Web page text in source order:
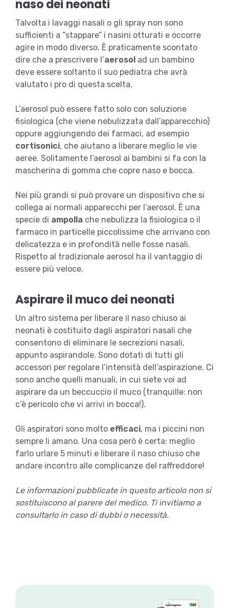
naso dei neonati
Talvolta i lavaggi nasali o gli spray non sono
sufficienti a “stappare” i nasini otturati e occorre
agire in modo diverso. È praticamente scontato
dire che a prescrivere l’aerosol ad un bambino
deve essere soltanto il suo pediatra che avrà
valutato i pro di questa scelta.
L’aerosol può essere fatto solo con soluzione
fisiologica (che viene nebulizzata dall’apparecchio)
oppure aggiungendo dei farmaci, ad esempio
cortisonici, che aiutano a liberare meglio le vie
aeree. Solitamente l’aerosol ai bambini si fa con la
mascherina di gomma che copre naso e bocca.
Nei più grandi si può provare un dispositivo che si
collega ai normali apparecchi per l’aerosol. È una
specie di ampolla che nebulizza la fisiologica o il
farmaco in particelle piccolissime che arrivano con
delicatezza e in profondità nelle fosse nasali.
Rispetto al tradizionale aerosol ha il vantaggio di
essere più veloce.
Aspirare il muco dei neonati
Un altro sistema per liberare il naso chiuso ai
neonati è costituito dagli aspiratori nasali che
consentono di eliminare le secrezioni nasali,
appunto aspirandole. Sono dotati di tutti gli
accessori per regolare l’intensità dell’aspirazione. Ci
sono anche quelli manuali, in cui siete voi ad
aspirare da un beccuccio il muco (tranquille: non
c’è pericolo che vi arrivi in bocca!).
Gli aspiratori sono molto efficaci, ma i piccini non
sempre li amano. Una cosa però è certa: meglio
farlo urlare 5 minuti e liberare il naso chiuso che
andare incontro alle complicanze del raffreddore!
Le informazioni pubblicate in questo articolo non si
sostituiscono al parere del medico. Ti invitiamo a
consultarlo in caso di dubbi o necessità.